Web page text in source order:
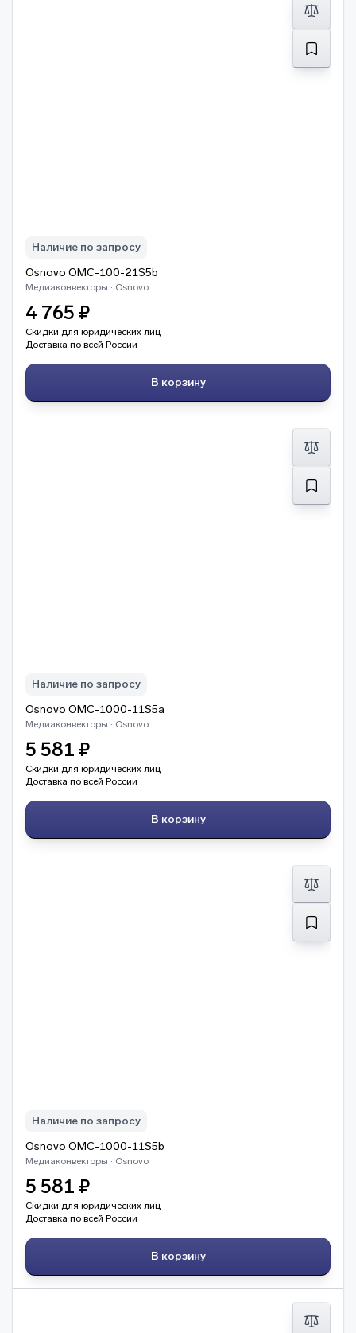
Наличие по запросу
Osnovo OMC-100-21S5b
Медиаконвекторы · Osnovo
4 765 ₽
Скидки для юридических лиц
Доставка по всей России
В корзину
Наличие по запросу
Osnovo OMC-1000-11S5a
Медиаконвекторы · Osnovo
5 581 ₽
Скидки для юридических лиц
Доставка по всей России
В корзину
Наличие по запросу
Osnovo OMC-1000-11S5b
Медиаконвекторы · Osnovo
5 581 ₽
Скидки для юридических лиц
Доставка по всей России
В корзину